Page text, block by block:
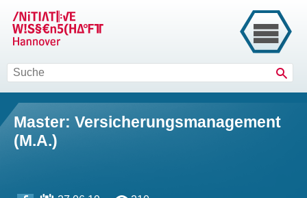
Master: Versicherungsmanagement
(M.A.)